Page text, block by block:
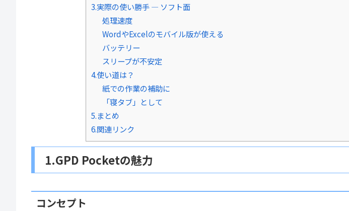
3.実際の使い勝手 ― ソフト面
処理速度
WordやExcelのモバイル版が使える
バッテリー
スリープが不安定
4.使い道は？
紙での作業の補助に
「寝タブ」として
5.まとめ
6.関連リンク
1.GPD Pocketの魅力
コンセプト